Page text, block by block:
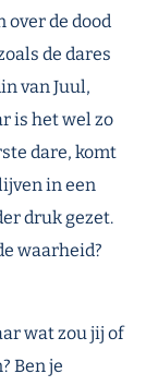
de dood
de dares
van Juul,
is het wel zo
dare, komt
in een
druk gezet.
waarheid?
wat zou jij of
Ben je